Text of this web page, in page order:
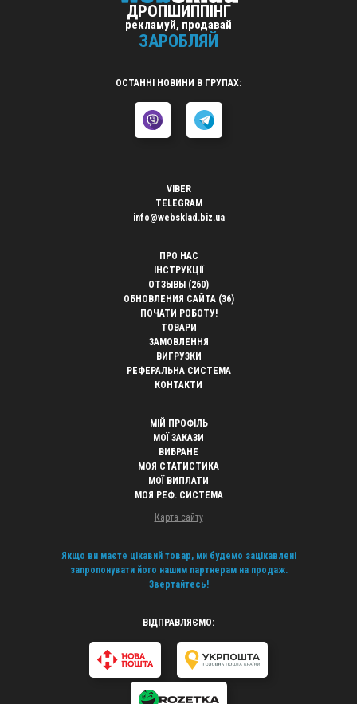
ДРОПШИППІНГ
рекламуй, продавай
ЗАРОБЛЯЙ
ОСТАННІ НОВИНИ В ГРУПАХ:
VIBER
TELEGRAM
info@websklad.biz.ua
ПРО НАС
ІНСТРУКЦІЇ
ОТЗЫВЫ (260)
ОБНОВЛЕНИЯ САЙТА (36)
ПОЧАТИ РОБОТУ!
ТОВАРИ
ЗАМОВЛЕННЯ
ВИГРУЗКИ
РЕФЕРАЛЬНА СИСТЕМА
КОНТАКТИ
МІЙ ПРОФІЛЬ
МОЇ ЗАКАЗИ
ВИБРАНЕ
МОЯ СТАТИСТИКА
МОЇ ВИПЛАТИ
МОЯ РЕФ. СИСТЕМА
Карта сайту
Якщо ви маєте цікавий товар, ми будемо зацікавлені
запропонувати його нашим партнерам на продаж.
Звертайтесь!
ВІДПРАВЛЯЄМО: